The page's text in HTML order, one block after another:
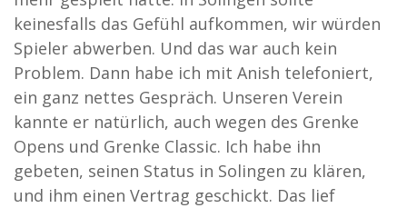
keinesfalls das Gefühl aufkommen, wir würden
Spieler abwerben. Und das war auch kein
Problem. Dann habe ich mit Anish telefoniert,
ein ganz nettes Gespräch. Unseren Verein
kannte er natürlich, auch wegen des Grenke
Opens und Grenke Classic. Ich habe ihn
gebeten, seinen Status in Solingen zu klären,
und ihm einen Vertrag geschickt. Das lief